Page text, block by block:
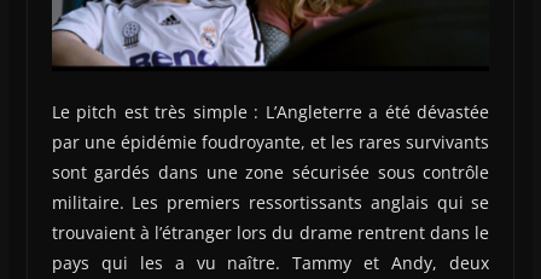
Le pitch est très simple : L’Angleterre a été dévastée
par une épidémie foudroyante, et les rares survivants
sont gardés dans une zone sécurisée sous contrôle
militaire. Les premiers ressortissants anglais qui se
trouvaient à l’étranger lors du drame rentrent dans le
pays qui les a vu naître. Tammy et Andy, deux